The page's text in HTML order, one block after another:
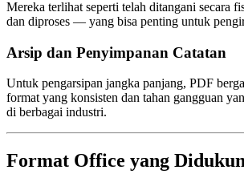
Mereka terlihat seperti telah ditangani secara
dan diproses — yang bisa penting untuk
Arsip dan Penyimpanan Catatan
Untuk pengarsipan jangka panjang, PDF
format yang konsisten dan tahan gangguan
di berbagai industri.
Format Office yang